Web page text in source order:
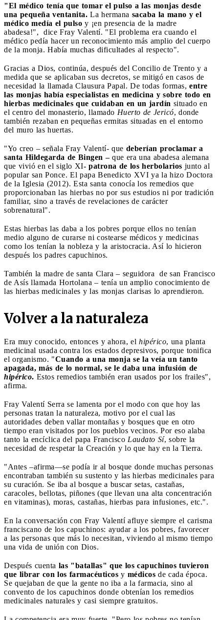
"El médico tenía que tomar el pulso a las monjas desde
una pequeña ventanita. La hermana sacaba la mano y el
médico medía el pulso y ¡en presencia de la madre
abadesa!",
dice Fray Valentí. "El problema era cuando el
médico pedía hacer un reconocimiento más amplio del cuerpo
de la monja. Había muchas dificultades al respecto".
Gracias a Dios, continúa, después del Concilio de Trento y a
medida que se aplicaban sus decretos, se mitigó en casos de
necesidad la llamada Clausura Papal. De todas formas, entre
las monjas había especialistas en medicina y sobre todo en
hierbas medicinales que cuidaban en un jardín situado en
el centro del monasterio, llamado Huerto de Jericó, donde
también rezaban en pequeñas ermitas situadas en el entorno
del muro las huertas.
"Yo creo – señala Fray Valentí- que deberían proclamar a
santa Hildegarda de Bingen – que era una abadesa alemana
que vivió en el siglo XI- patrona de los herbolarios junto al
popular san Ponce. El papa Benedicto XVI ya la hizo Doctora
de la Iglesia (2012). Esta santa conocía los remedios que
proporcionaban las hierbas no por sus estudios ni por tradición
familiar, sino a través de revelaciones de carácter
sobrenatural".
Estas hierbas las daba a los pobres porque ellos no tenían
medio alguno de curarse ni costearse médicos y medicinas
como los tenían la nobleza y la aristocracia. Así lo hicieron
después los padres capuchinos.
También la madre de santa Clara – seguidora
de san Francisco
de Asís llamada Hortolana – tenía un amplio conocimiento de
las hierbas medicinales y las monjas clarisas lo aprendieron.
Volver a la naturaleza
Era muy conocido, entonces y ahora, el hipérico, una planta
medicinal usada contra los estados depresivos, porque tonifica
el organismo. "Cuando a una monja se la veía un tanto
apagada, más de lo normal, se le daba una infusión de
hipérico. Estos remedios también eran usados por los frailes",
afirma.
Fray Valentí Serra se lamenta por el modo con que hoy las
personas tratan la naturaleza, motivo por el cual las
autoridades deben vallar montañas y bosques que en otro
tiempo eran visitados por los pueblos vecinos. Por eso alaba
tanto la encíclica del papa Francisco Laudato Sí, sobre la
necesidad de respetar la Creación y lo que hay en la Tierra.
"Antes –afirma—se podía ir al bosque donde muchas personas
encontraban también su sustento y las hierbas medicinales para
su curación. Se iba al bosque a buscar setas, castañas,
caracoles, bellotas, piñones (que llevan una alta concentración
en vitaminas), moras, castañas, hierbas para infusiones, etc.".
En la conversación con Fray Valentí afluye siempre el carisma
franciscano de los capuchinos: ayudar a los pobres, favorecer
a las personas que más lo necesitan, viviendo al mismo tiempo
una vida de unión con Dios.
Después cuenta las "batallas" que los capuchinos tuvieron
que librar con los farmacéuticos y médicos de cada época.
Se quejaban de que la gente no iba a la farmacia, sino al
convento de los capuchinos donde obtenían los remedios
medicinales naturales y casi siempre gratuitos.